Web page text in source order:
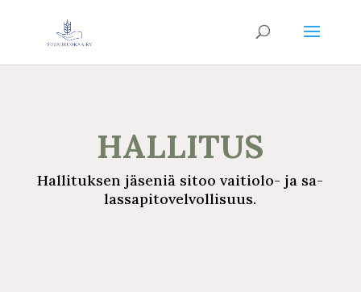
HALLITUS
Hallituksen jäseniä sitoo vaitiolo- ja sa­
las­sa­pi­to­vel­vol­li­suus.